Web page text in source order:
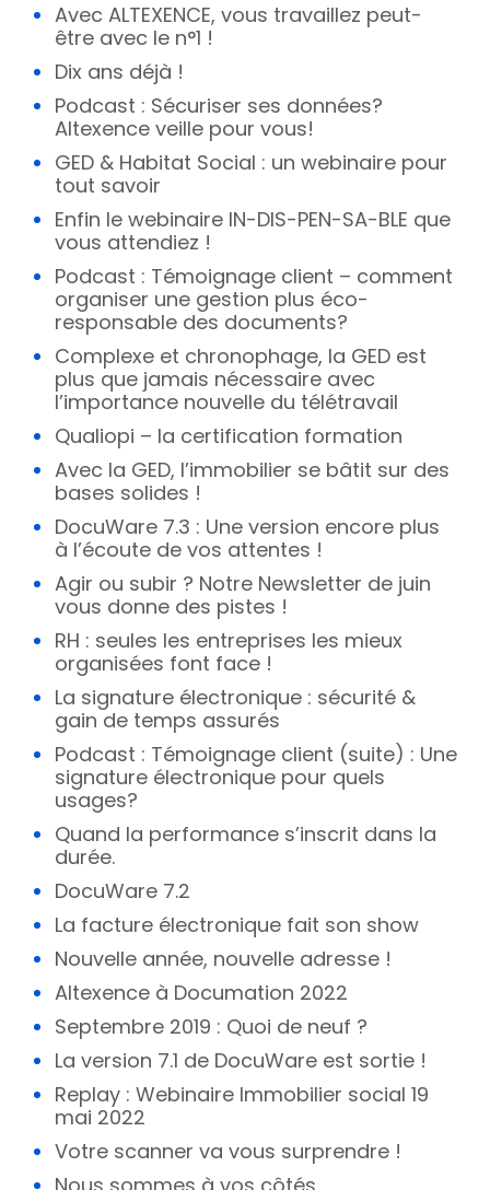
Avec ALTEXENCE, vous travaillez peut-
être avec le n°1 !
Dix ans déjà !
Podcast : Sécuriser ses données?
Altexence veille pour vous!
GED & Habitat Social : un webinaire pour
tout savoir
Enfin le webinaire IN-DIS-PEN-SA-BLE que
vous attendiez !
Podcast : Témoignage client – comment
organiser une gestion plus éco-
responsable des documents?
Complexe et chronophage, la GED est
plus que jamais nécessaire avec
l’importance nouvelle du télétravail
Qualiopi – la certification formation
Avec la GED, l’immobilier se bâtit sur des
bases solides !
DocuWare 7.3 : Une version encore plus
à l’écoute de vos attentes !
Agir ou subir ? Notre Newsletter de juin
vous donne des pistes !
RH : seules les entreprises les mieux
organisées font face !
La signature électronique : sécurité &
gain de temps assurés
Podcast : Témoignage client (suite) : Une
signature électronique pour quels
usages?
Quand la performance s’inscrit dans la
durée.
DocuWare 7.2
La facture électronique fait son show
Nouvelle année, nouvelle adresse !
Altexence à Documation 2022
Septembre 2019 : Quoi de neuf ?
La version 7.1 de DocuWare est sortie !
Replay : Webinaire Immobilier social 19
mai 2022
Votre scanner va vous surprendre !